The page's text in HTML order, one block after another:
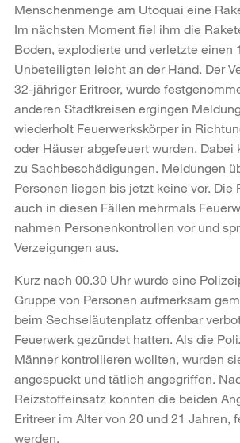
Menschenmenge am Utoquai eine
Im nächsten Moment fiel ihm die
Boden, explodierte und verletzte einen
Unbeteiligten leicht an der Hand. Der
32-jähriger Eritreer, wurde
anderen Stadtkreisen ergingen
wiederholt Feuerwerkskörper in
oder Häuser abgefeuert wurden. Dabei
zu Sachbeschädigungen. Meldungen
Personen liegen bis jetzt keine vor. Die
auch in diesen Fällen mehrmals
nahmen Personenkontrollen vor und
Verzeigungen aus.
Kurz nach 00.30 Uhr wurde eine
Gruppe von Personen aufmerksam
beim Sechseläutenplatz offenbar
Feuerwerk gezündet hatten. Als die
Männer kontrollieren wollten, wurden
angespuckt und tätlich angegriffen.
Reizstoffeinsatz konnten die beiden
Eritreer im Alter von 20 und 21 Jahren,
werden.